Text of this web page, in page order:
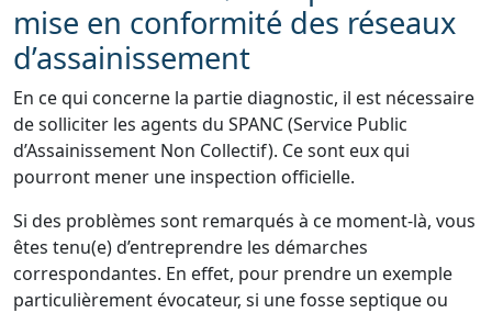
mise en conformité des réseaux
d’assainissement
En ce qui concerne la partie diagnostic, il est nécessaire
de solliciter les agents du SPANC (Service Public
d’Assainissement Non Collectif). Ce sont eux qui
pourront mener une inspection officielle.
Si des problèmes sont remarqués à ce moment-là, vous
êtes tenu(e) d’entreprendre les démarches
correspondantes. En effet, pour prendre un exemple
particulièrement évocateur, si une fosse septique ou